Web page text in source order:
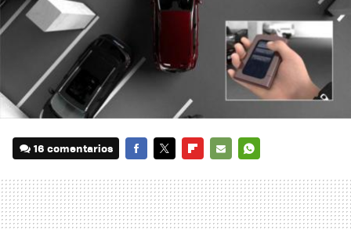
16 comentarios
MAIL